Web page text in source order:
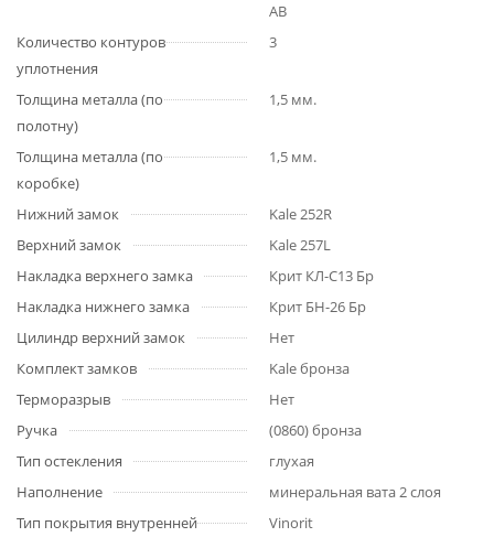
AB
Количество контуров
уплотнения
3
Толщина металла (по
полотну)
1,5 мм.
Толщина металла (по
коробке)
1,5 мм.
Нижний замок
Kale 252R
Верхний замок
Kale 257L
Накладка верхнего замка
Крит КЛ-С13 Бр
Накладка нижнего замка
Крит БН-26 Бр
Цилиндр верхний замок
Нет
Комплект замков
Kale бронза
Терморазрыв
Нет
Ручка
(0860) бронза
Тип остекления
глухая
Наполнение
минеральная вата 2 слоя
Тип покрытия внутренней
Vinorit